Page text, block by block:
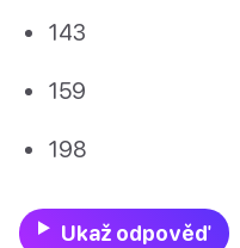
143
159
198
Ukaž odpověď